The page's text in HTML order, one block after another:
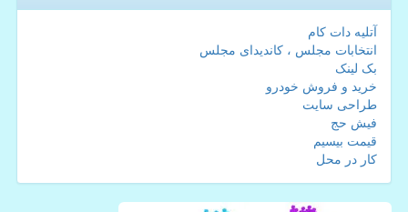
آتلیه دات کام
انتخابات مجلس ، کاندیدای مجلس
بک لینک
خرید و فروش خودرو
طراحی سایت
فیش حج
قیمت بیسیم
کار در محل